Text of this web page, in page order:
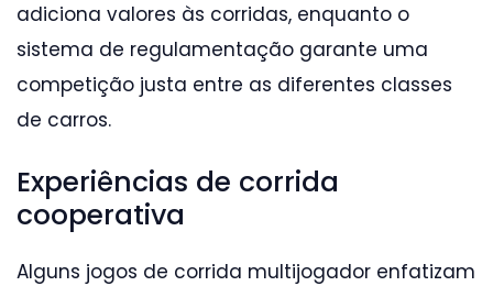
adiciona valores às corridas, enquanto o
sistema de regulamentação garante uma
competição justa entre as diferentes classes
de carros.
Experiências de corrida
cooperativa
Alguns jogos de corrida multijogador enfatizam